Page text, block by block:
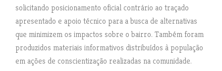
solicitando posicionamento oficial contrário ao traçado
apresentado e apoio técnico para a busca de alternativas
que minimizem os impactos sobre o bairro. Também foram
produzidos materiais informativos distribuídos à população
em ações de conscientização realizadas na comunidade.